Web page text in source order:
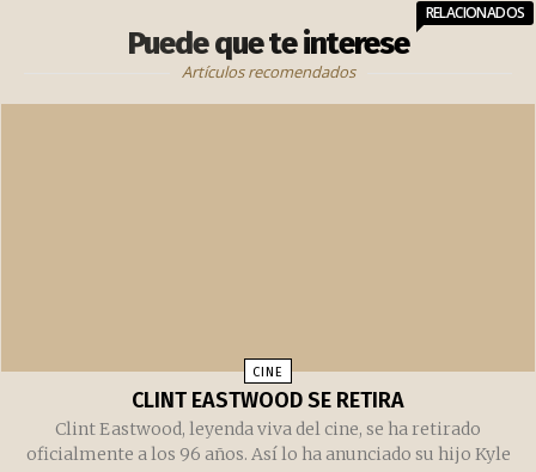
Puede que te interese
RELACIONADOS
Artículos recomendados
CINE
CLINT EASTWOOD SE RETIRA
Clint Eastwood, leyenda viva del cine, se ha retirado
oficialmente a los 96 años. Así lo ha anunciado su hijo Kyle